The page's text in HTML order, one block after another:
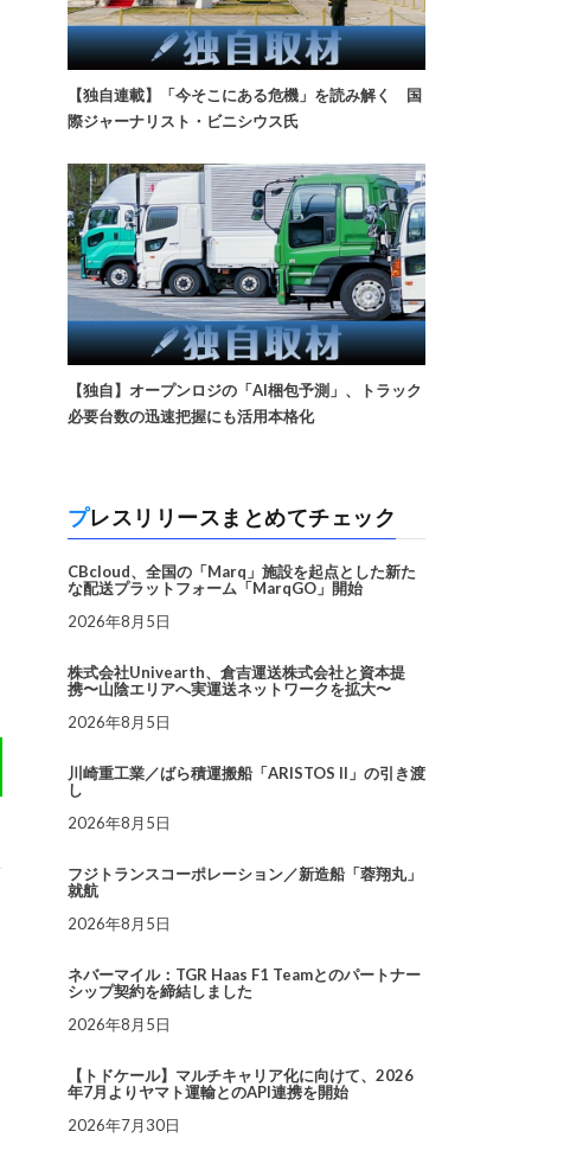
【独自連載】「今そこにある危機」を読み解く 国
際ジャーナリスト・ビニシウス氏
【独自】オープンロジの「AI梱包予測」、トラック
必要台数の迅速把握にも活用本格化
プレスリリースまとめてチェック
CBcloud、全国の「Marq」施設を起点とした新た
な配送プラットフォーム「MarqGO」開始
2026年8月5日
株式会社Univearth、倉吉運送株式会社と資本提
携〜山陰エリアへ実運送ネットワークを拡大〜
2026年8月5日
川崎重工業／ばら積運搬船「ARISTOS II」の引き渡
し
2026年8月5日
フジトランスコーポレーション／新造船「蓉翔丸」
就航
2026年8月5日
ネバーマイル：TGR Haas F1 Teamとのパートナー
シップ契約を締結しました
2026年8月5日
【トドケール】マルチキャリア化に向けて、2026
年7月よりヤマト運輸とのAPI連携を開始
2026年7月30日